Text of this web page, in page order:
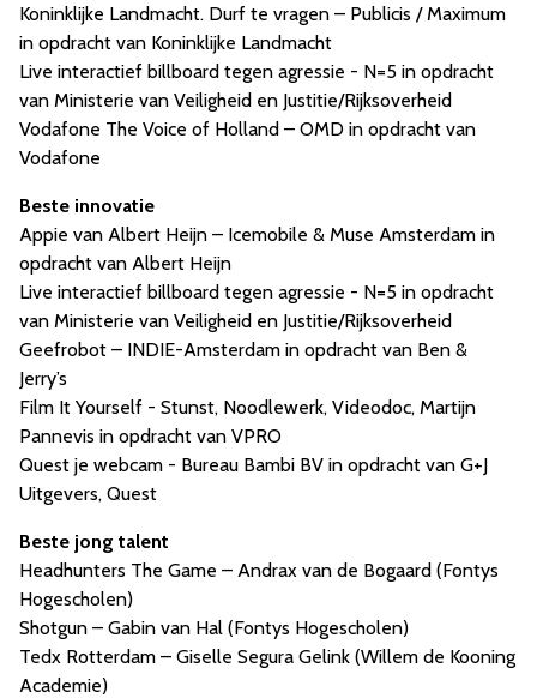
Koninklijke Landmacht. Durf te vragen – Publicis / Maximum
in opdracht van Koninklijke Landmacht
Live interactief billboard tegen agressie - N=5 in opdracht
van Ministerie van Veiligheid en Justitie/Rijksoverheid
Vodafone The Voice of Holland – OMD in opdracht van
Vodafone
Beste innovatie
Appie van Albert Heijn – Icemobile & Muse Amsterdam in
opdracht van Albert Heijn
Live interactief billboard tegen agressie - N=5 in opdracht
van Ministerie van Veiligheid en Justitie/Rijksoverheid
Geefrobot – INDIE-Amsterdam in opdracht van Ben &
Jerry’s
Film It Yourself - Stunst, Noodlewerk, Videodoc, Martijn
Pannevis in opdracht van VPRO
Quest je webcam - Bureau Bambi BV in opdracht van G+J
Uitgevers, Quest
Beste jong talent
Headhunters The Game – Andrax van de Bogaard (Fontys
Hogescholen)
Shotgun – Gabin van Hal (Fontys Hogescholen)
Tedx Rotterdam – Giselle Segura Gelink (Willem de Kooning
Academie)